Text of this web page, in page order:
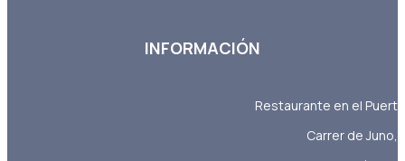
INFORMACIÓN
Restaurante en el
Carrer de Juno,